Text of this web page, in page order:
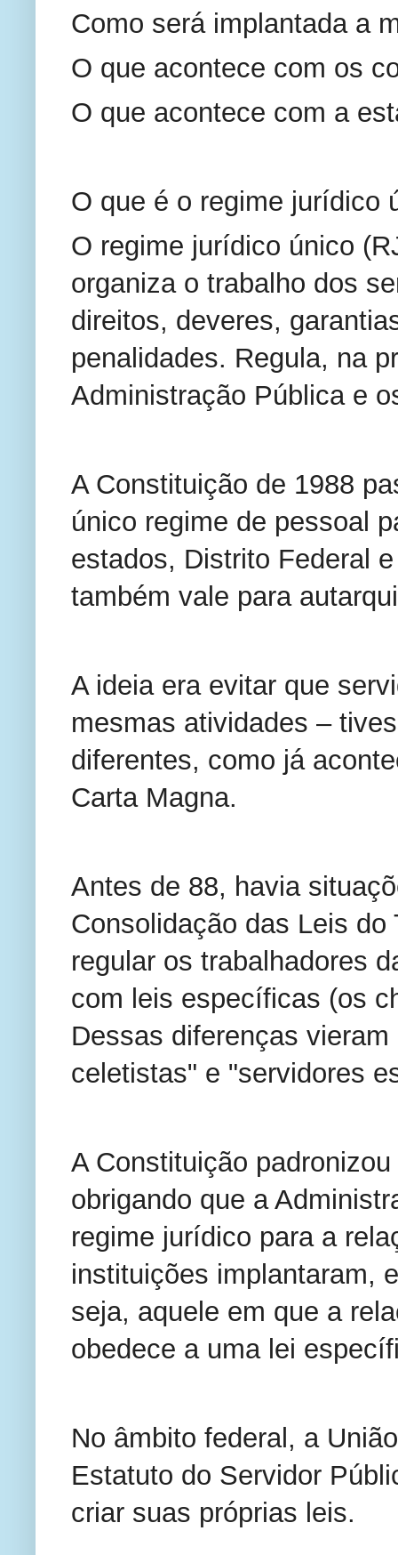
Como será implantada a
O que acontece com os
O que acontece com a
O que é o regime jurídico
O regime jurídico único
organiza o trabalho dos
direitos, deveres,
penalidades. Regula, na
Administração Pública e
A Constituição de 1988
único regime de pessoal
estados, Distrito Federal
também vale para
A ideia era evitar que
mesmas atividades –
diferentes, como já
Carta Magna.
Antes de 88, havia
Consolidação das Leis do
regular os trabalhadores
com leis específicas (os
Dessas diferenças
celetistas" e "servidores
A Constituição
obrigando que a
regime jurídico para a
instituições implantaram,
seja, aquele em que a
obedece a uma lei
No âmbito federal, a
Estatuto do Servidor
criar suas próprias leis.